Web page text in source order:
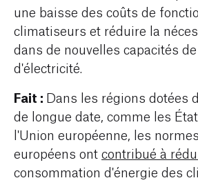
une baisse des coûts de
climatiseurs et réduire la
dans de nouvelles capacités
d'électricité.
Fait : Dans les régions dotées
de longue date, comme les
l'Union européenne, les
européens ont contribué à
consommation d'énergie des